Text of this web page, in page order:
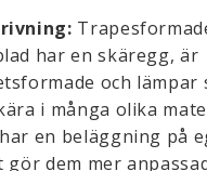
har en skäregg, är
och lämpar
i många olika
en beläggning på
gör dem mer